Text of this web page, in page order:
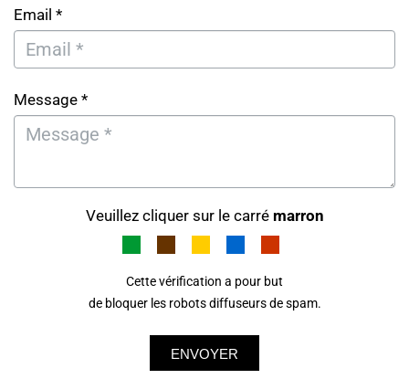
Email *
Message *
Veuillez cliquer sur le carré marron
Cette vérification a pour but
de bloquer les robots diffuseurs de spam.
ENVOYER